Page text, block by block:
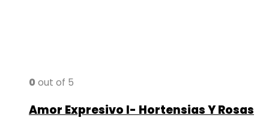
0 out of 5
Amor Expresivo I- Hortensias Y Rosas